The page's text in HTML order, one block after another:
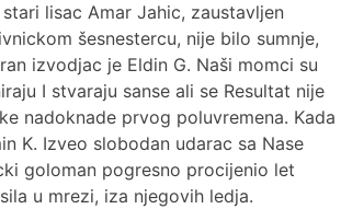
lisac Amar Jahic, zaustavljen
šesnestercu, nije bilo sumnje,
izvodjac je Eldin G. Naši momci su
I stvaraju sanse ali se Resultat nije
nadoknade prvog poluvremena. Kada
K. Izveo slobodan udarac sa Nase
goloman pogresno procijenio let
u mrezi, iza njegovih ledja.